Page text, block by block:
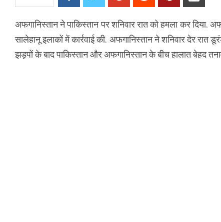
अफगानिस्तान ने पाकिस्तान पर शनिवार रात को हमला कर
सालेहानू इलाकों में कार्रवाई की. अफगानिस्तान ने शनिवार देर रात
झड़पों के बाद पाकिस्तान और अफगानिस्तान के बीच हालात बेहद